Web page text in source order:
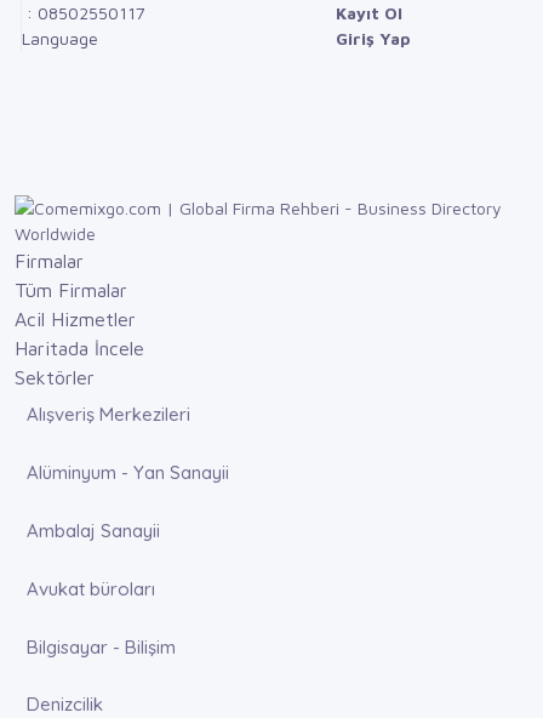
: 08502550117
Language
Kayıt Ol
Giriş Yap
Firmalar
Tüm Firmalar
Acil Hizmetler
Haritada İncele
Sektörler
Alışveriş Merkezileri
Alüminyum - Yan Sanayii
Ambalaj Sanayii
Avukat büroları
Bilgisayar - Bilişim
Denizcilik